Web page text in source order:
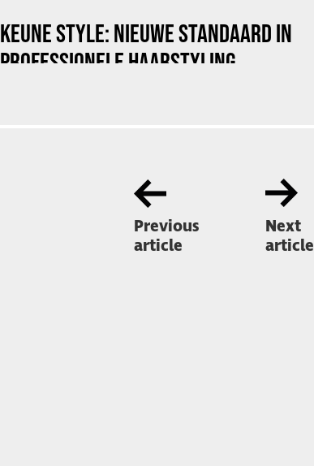
KEUNE STYLE: NIEUWE STANDAARD IN
PROFESSIONELE HAARSTYLING
Previous
article
Next
article